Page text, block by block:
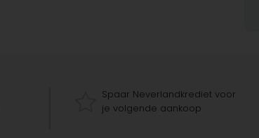
Spaar Neverlandkrediet voor
je volgende aankoop